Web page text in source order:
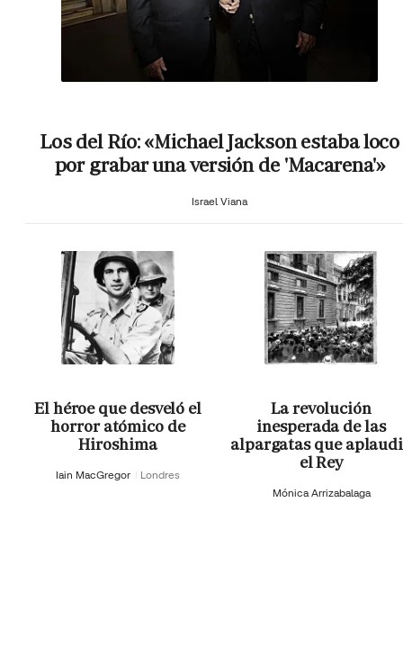
Los del Río: «Michael Jackson estaba loco
por grabar una versión de 'Macarena'»
Israel Viana
El héroe que desveló el
horror atómico de
Hiroshima
Iain MacGregor Londres
La revolución
inesperada de las
alpargatas que
el Rey
Mónica Arrizabalaga